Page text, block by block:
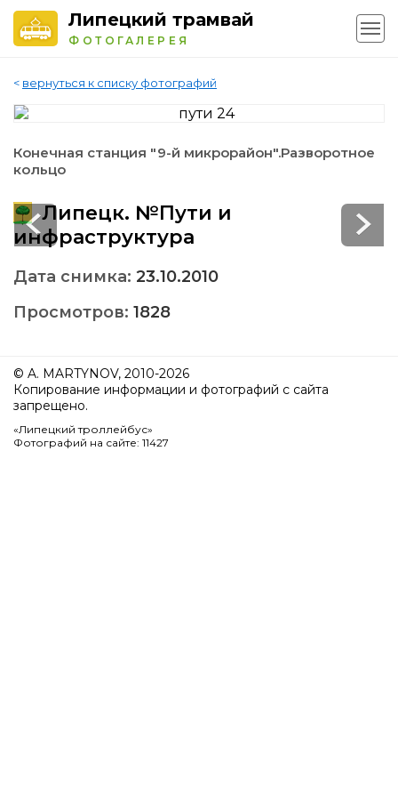
Липецкий трамвай
ФОТОГАЛЕРЕЯ
< вернуться к списку фотографий
Конечная станция "9-й микрорайон".Разворотное
кольцо
Липецк. №Пути и
инфраструктура
Дата снимка: 23.10.2010
Просмотров: 1828
© A. MARTYNOV, 2010-2026
Копирование информации и фотографий с сайта
запрещено.
«Липецкий троллейбус»
Фотографий на сайте: 11427